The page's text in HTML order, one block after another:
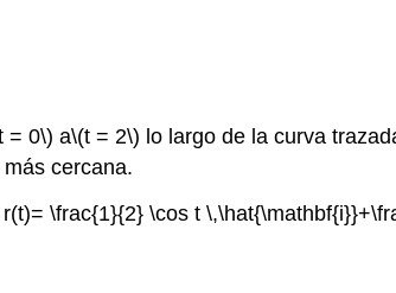
= 0\) a\(t = 2\) lo largo de la curva
cercana.
\frac{1}{2} \cos t